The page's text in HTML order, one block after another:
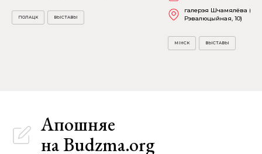
ПОЛАЦК ВЫСТАВЫ
галерэя Шчамялёва
Рэвалюцыйная, 10)
МІНСК ВЫСТАВЫ
Апошняе
на Budzma.org